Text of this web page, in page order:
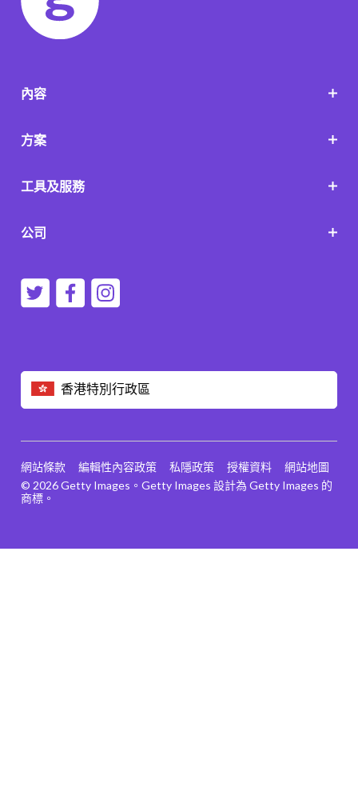
香港特別行政區
內容
方案
工具及服務
公司
© 2026 Getty Images。Getty Images 設計為 Getty Images 的
商標。
網站條款 編輯性內容政策 私隱政策 授權資料 網站地圖